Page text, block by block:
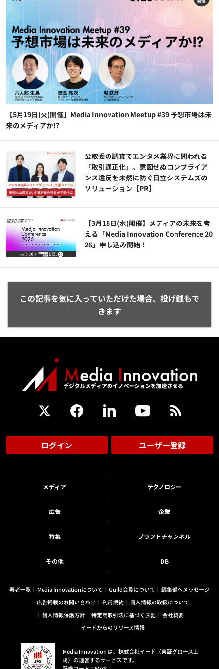
【5月19日(火)開催】Media Innovation Meetup #39 予想市場は未
来のメディアか!?
公​​取委の調査でエンタメ業界に問われる
「取引適正化」。意図せぬコンプライア
ンス違反を未然に防ぐ日立システムズの
ソリューション​【PR】
【3月18日(水)開催】メディアの未来を考
える「Media Innovation Conference 20
26」申し込み開始！
この記事を気に入っていただけた場合、投げ銭もで
きます
ログイン ユーザー登録
メディア テクノロジー
広告 企業
特集 ブランドチャンネル
その他 DB
著者一覧 Media Innovationについて Guild会員について
編集部へメッセージ
広告掲載のお問い合わせ
利用規約
個人情報の取扱について
個人情報保護方針
特定商取引法に基づく表記
会社概要
イードからのリリース情報
Media Innovation は、株式会社イード（東証グロース上
場）の運営するサービスです。